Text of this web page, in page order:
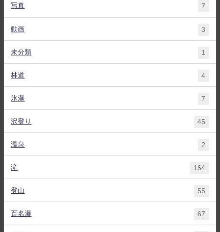
写真 7
動画 3
未分類 1
林道 4
氷瀑 7
沢登り 45
温泉 2
滝 164
登山 55
百名瀑 67